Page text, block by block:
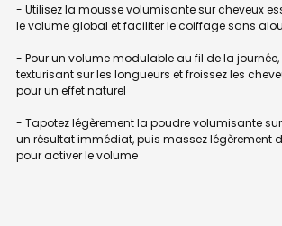
- Utilisez la mousse volumisante sur cheveux
le volume global et faciliter le coiffage sans
- Pour un volume modulable au fil de la
texturisant sur les longueurs et froissez les
pour un effet naturel
- Tapotez légèrement la poudre volumisante
un résultat immédiat, puis massez légèrement
pour activer le volume